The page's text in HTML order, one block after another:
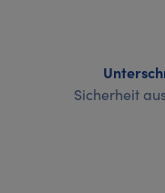
Sicherheit